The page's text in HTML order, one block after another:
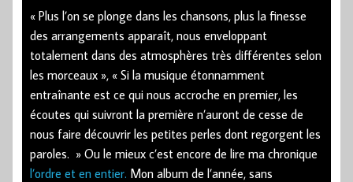
« Plus l’on se plonge dans les chansons, plus la finesse
des arrangements apparaît, nous enveloppant
totalement dans des atmosphères très différentes selon
les morceaux », « Si la musique étonnamment
entraînante est ce qui nous accroche en premier, les
écoutes qui suivront la première n’auront de cesse de
nous faire découvrir les petites perles dont regorgent les
paroles. » Ou le mieux c’est encore de lire ma chronique
l’ordre et en entier. Mon album de l’année, sans